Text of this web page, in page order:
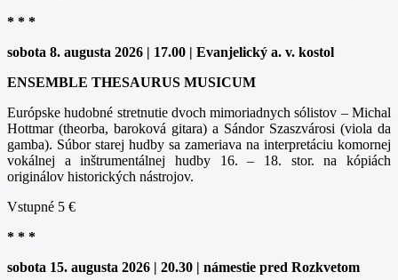
* * *
sobota 8. augusta 2026 | 17.00 | Evanjelický a. v. kostol
ENSEMBLE THESAURUS MUSICUM
Európske hudobné stretnutie dvoch mimoriadnych sólistov – Michal
Hottmar (theorba, baroková gitara) a Sándor Szaszvárosi (viola da
gamba). Súbor starej hudby sa zameriava na interpretáciu komornej
vokálnej a inštrumentálnej hudby 16. – 18. stor. na kópiách
originálov historických nástrojov.
Vstupné 5 €
* * *
sobota 15. augusta 2026 | 20.30 | námestie pred Rozkvetom